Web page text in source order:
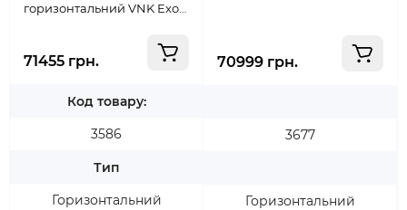
горизонтальний VNK Exo
71455 грн.
Код товару:
3586
Тип
Горизонтальний
70999 грн.
3677
Горизонтальний